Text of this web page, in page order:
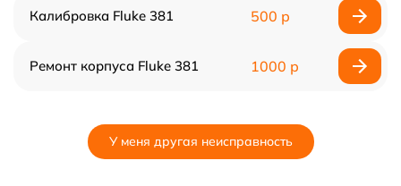
Калибровка Fluke 381 500 р
Ремонт корпуса Fluke 381 1000 р
У меня другая неисправность